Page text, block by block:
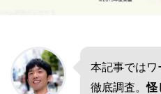
本記事ではワ
徹底調査。怪し